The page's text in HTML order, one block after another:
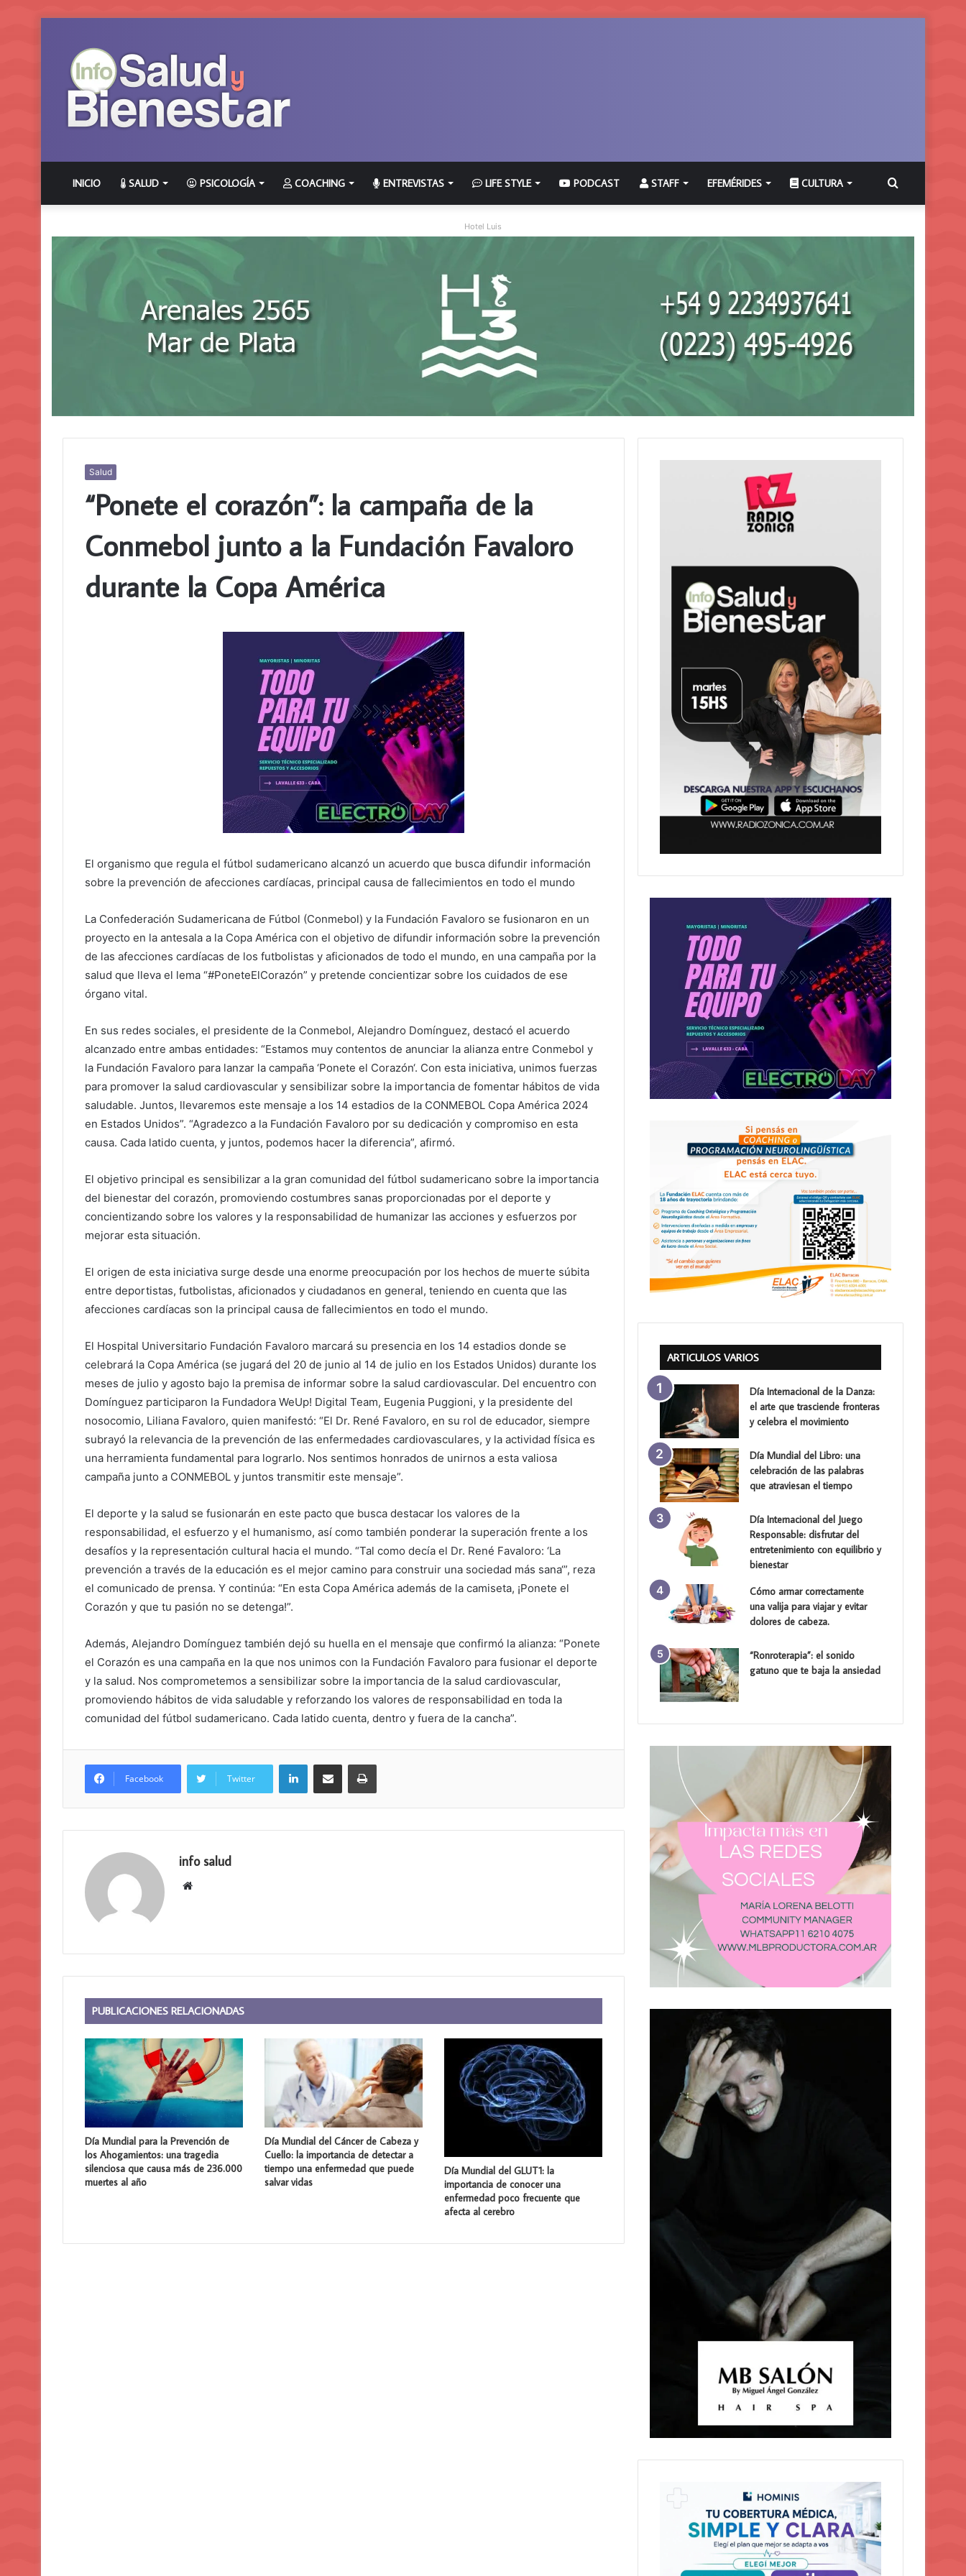
INICIO SALUD PSICOLOGÍA COACHING ENTREVISTAS LIFE STYLE PODCAST STAFF EFEMÉRIDES CULTURA Buscar
Hotel Luis
Salud
“Ponete el corazón”: la campaña de la
Conmebol junto a la Fundación Favaloro
durante la Copa América
El organismo que regula el fútbol sudamericano alcanzó un acuerdo que busca difundir información
sobre la prevención de afecciones cardíacas, principal causa de fallecimientos en todo el mundo
La Confederación Sudamericana de Fútbol (Conmebol) y la Fundación Favaloro se fusionaron en un
proyecto en la antesala a la Copa América con el objetivo de difundir información sobre la prevención
de las afecciones cardíacas de los futbolistas y aficionados de todo el mundo, en una campaña por la
salud que lleva el lema “#PoneteElCorazón” y pretende concientizar sobre los cuidados de ese
órgano vital.
En sus redes sociales, el presidente de la Conmebol, Alejandro Domínguez, destacó el acuerdo
alcanzado entre ambas entidades: “Estamos muy contentos de anunciar la alianza entre Conmebol y
la Fundación Favaloro para lanzar la campaña ‘Ponete el Corazón‘. Con esta iniciativa, unimos fuerzas
para promover la salud cardiovascular y sensibilizar sobre la importancia de fomentar hábitos de vida
saludable. Juntos, llevaremos este mensaje a los 14 estadios de la CONMEBOL Copa América 2024️
en Estados Unidos”. “Agradezco a la Fundación Favaloro por su dedicación y compromiso en esta
causa. Cada latido cuenta, y juntos, podemos hacer la diferencia”, afirmó.
El objetivo principal es sensibilizar a la gran comunidad del fútbol sudamericano sobre la importancia
del bienestar del corazón, promoviendo costumbres sanas proporcionadas por el deporte y
concientizando sobre los valores y la responsabilidad de humanizar las acciones y esfuerzos por
mejorar esta situación.
El origen de esta iniciativa surge desde una enorme preocupación por los hechos de muerte súbita
entre deportistas, futbolistas, aficionados y ciudadanos en general, teniendo en cuenta que las
afecciones cardíacas son la principal causa de fallecimientos en todo el mundo.
El Hospital Universitario Fundación Favaloro marcará su presencia en los 14 estadios donde se
celebrará la Copa América (se jugará del 20 de junio al 14 de julio en los Estados Unidos) durante los
meses de julio y agosto bajo la premisa de informar sobre la salud cardiovascular. Del encuentro con
Domínguez participaron la Fundadora WeUp! Digital Team, Eugenia Puggioni, y la presidente del
nosocomio, Liliana Favaloro, quien manifestó: “El Dr. René Favaloro, en su rol de educador, siempre
subrayó la relevancia de la prevención de las enfermedades cardiovasculares, y la actividad física es
una herramienta fundamental para lograrlo. Nos sentimos honrados de unirnos a esta valiosa
campaña junto a CONMEBOL y juntos transmitir este mensaje”.
El deporte y la salud se fusionarán en este pacto que busca destacar los valores de la
responsabilidad, el esfuerzo y el humanismo, así como también ponderar la superación frente a los
desafíos y la representación cultural hacia el mundo. “Tal como decía el Dr. René Favaloro: ‘La
prevención a través de la educación es el mejor camino para construir una sociedad más sana‘”, reza
el comunicado de prensa. Y continúa: “En esta Copa América además de la camiseta, ¡Ponete el
Corazón y que tu pasión no se detenga!”.
Además, Alejandro Domínguez también dejó su huella en el mensaje que confirmó la alianza: “Ponete
el Corazón es una campaña en la que nos unimos con la Fundación Favaloro para fusionar el deporte
y la salud. Nos comprometemos a sensibilizar sobre la importancia de la salud cardiovascular,
promoviendo hábitos de vida saludable y reforzando los valores de responsabilidad en toda la
comunidad del fútbol sudamericano. Cada latido cuenta, dentro y fuera de la cancha”.
Facebook Twitter
LinkedInCompartir por correo electrónicoImprimir
info salud
Sitio
PUBLICACIONES RELACIONADAS
Día Mundial para la Prevención de
los Ahogamientos: una tragedia
silenciosa que causa más de 236.000
muertes al año
Día Mundial del Cáncer de Cabeza y
Cuello: la importancia de detectar a
tiempo una enfermedad que puede
salvar vidas
Día Mundial del GLUT1: la
importancia de conocer una
enfermedad poco frecuente que
afecta al cerebro
ARTICULOS VARIOS
Día Internacional de la Danza:
el arte que trasciende fronteras
y celebra el movimiento
Día Mundial del Libro: una
celebración de las palabras
que atraviesan el tiempo
Día Internacional del Juego
Responsable: disfrutar del
entretenimiento con equilibrio y
bienestar
Cómo armar correctamente
una valija para viajar y evitar
dolores de cabeza.
“Ronroterapia”: el sonido
gatuno que te baja la ansiedad